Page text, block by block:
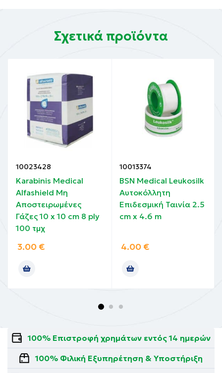
Σχετικά προϊόντα
10023428
Karabinis Medical
Alfashield Μη
Αποστειρωμένες
Γάζες 10 x 10 cm 8 ply
100 τμχ
3.00 €
10013374
BSN Medical Leukosilk
Αυτοκόλλητη
Επιδεσμική Ταινία 2.5
cm x 4.6 m
4.00 €
100% Επιστροφή χρημάτων εντός 14 ημερών
100% Φιλική Εξυπηρέτηση & Υποστήριξη